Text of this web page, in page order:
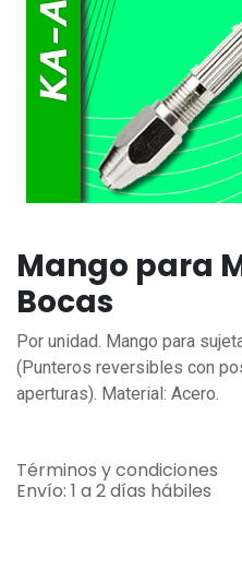
Mango para
Bocas
Por unidad. Mango para
(Punteros reversibles con
aperturas). Material: Acero.
Términos y condiciones
Envío: 1 a 2 días hábiles